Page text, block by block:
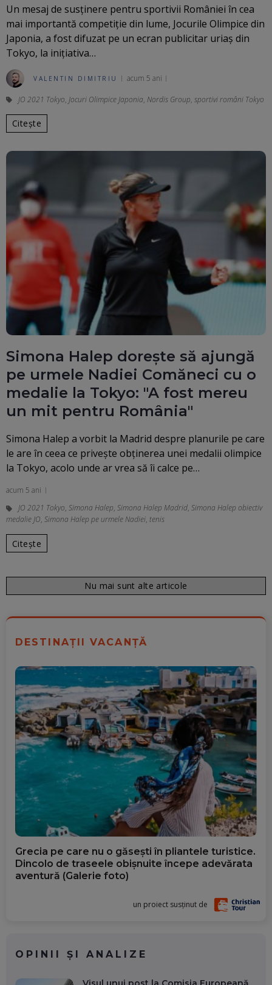
Un mesaj de susținere pentru sportivii României în cea
mai importantă competiție din lume, Jocurile Olimpice din
Japonia, a fost difuzat pe un ecran publicitar uriaș din
Tokyo, la inițiativa…
VALENTIN DIMITRIU acum 5 ani
JO 2021 Tokyo, Jocuri Olimpice Japonia, Nordis Group, sportivi români Tokyo
Citește
Simona Halep dorește să ajungă
pe urmele Nadiei Comăneci cu o
medalie la Tokyo: "A fost mereu
un mit pentru România"
Simona Halep a vorbit la Madrid despre planurile pe care
le are în ceea ce privește obținerea unei medalii olimpice
la Tokyo, acolo unde ar vrea să îi calce pe…
acum 5 ani
JO 2021 Tokyo, Simona Halep, Simona Halep Madrid, Simona Halep obiectiv
medalie JO, Simona Halep pe urmele Nadiei, tenis
Citește
Nu mai sunt alte articole
DESTINAȚII VACANȚĂ
Grecia pe care nu o găsești în pliantele turistice.
Dincolo de traseele obișnuite începe adevărata
aventură (Galerie foto)
un proiect susținut de
OPINII ȘI ANALIZE